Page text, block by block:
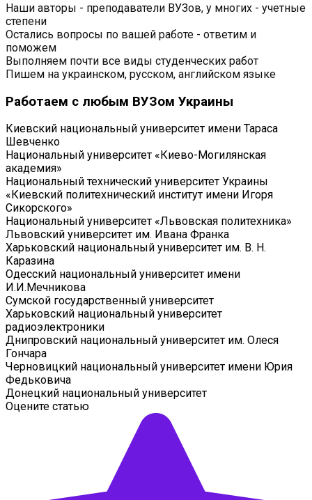
Наши авторы - преподаватели ВУЗов, у многих - учетные
степени
Остались вопросы по вашей работе - ответим и
поможем
Выполняем почти все виды студенческих работ
Пишем на украинском, русском, английском языке
Работаем с любым ВУЗом Украины
Киевский национальный университет имени Тараса
Шевченко
Национальный университет «Киево-Могилянская
академия»
Национальный технический университет Украины
«Киевский политехнический институт имени Игоря
Сикорского»
Национальный университет «Львовская политехника»
Львовский университет им. Ивана Франка
Харьковский национальный университет им. В. Н.
Каразина
Одесский национальный университет имени
И.И.Мечникова
Сумской государственный университет
Харьковский национальный университет
радиоэлектроники
Днипровский национальный университет им. Олеся
Гончара
Черновицкий национальный университет имени Юрия
Федьковича
Донецкий национальный университет
Оцените статью